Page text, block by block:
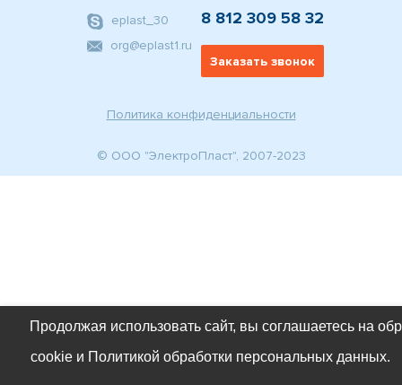
Политика конфиденциальности
eplast_30
org@eplast1.ru
8 812 309 58 32
Заказать звонок
© ООО "ЭлектроПласт", 2007-2023
Продолжая использовать сайт, вы соглашаетесь на
cookie и Политикой обработки персональных данных.